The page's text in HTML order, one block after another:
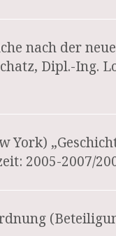
nach der
Dipl.-Ing.
York)
2005-2007/